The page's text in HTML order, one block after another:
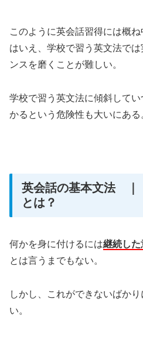
このように英会話習得には概
はいえ、学校で習う英文法で
ンスを磨くことが難しい。
学校で習う英文法に傾斜して
かるという危険性も大いにある
英会話の基本文法
とは？
何かを身に付けるには継続した
とは言うまでもない。
しかし、これができないばか
い。